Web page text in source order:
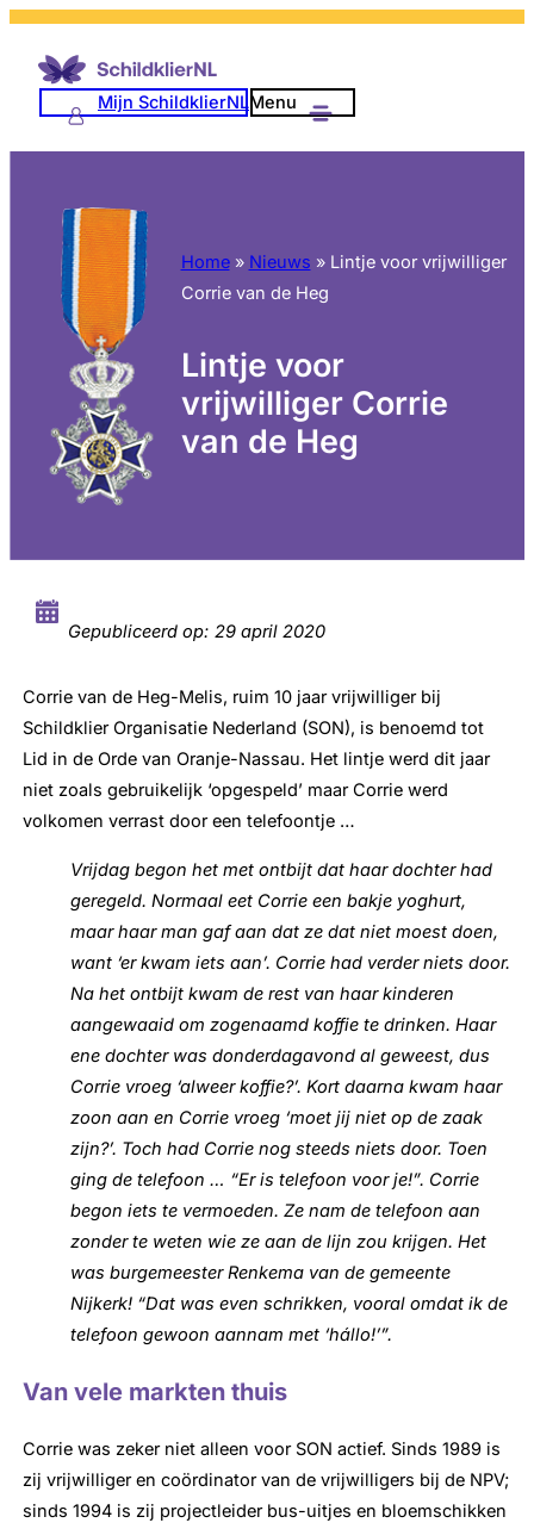
Mijn SchildklierNLMenu
Home» Nieuws » Lintje voor vrijwilliger
Corrie van de Heg
Lintje voor
vrijwilliger Corrie
van de Heg
Gepubliceerd op: 29 april 2020
Corrie van de Heg-Melis, ruim 10 jaar vrijwilliger bij
Schildklier Organisatie Nederland (SON), is benoemd tot
Lid in de Orde van Oranje-Nassau. Het lintje werd dit jaar
niet zoals gebruikelijk ‘opgespeld’ maar Corrie werd
volkomen verrast door een telefoontje …
Vrijdag begon het met ontbijt dat haar dochter had
geregeld. Normaal eet Corrie een bakje yoghurt,
maar haar man gaf aan dat ze dat niet moest doen,
want ‘er kwam iets aan’. Corrie had verder niets door.
Na het ontbijt kwam de rest van haar kinderen
aangewaaid om zogenaamd koffie te drinken. Haar
ene dochter was donderdagavond al geweest, dus
Corrie vroeg ‘alweer koffie?’. Kort daarna kwam haar
zoon aan en Corrie vroeg ‘moet jij niet op de zaak
zijn?’. Toch had Corrie nog steeds niets door. Toen
ging de telefoon … “Er is telefoon voor je!”. Corrie
begon iets te vermoeden. Ze nam de telefoon aan
zonder te weten wie ze aan de lijn zou krijgen. Het
was burgemeester Renkema van de gemeente
Nijkerk! “Dat was even schrikken, vooral omdat ik de
telefoon gewoon aannam met ‘hállo!’”.
Van vele markten thuis
Corrie was zeker niet alleen voor SON actief. Sinds 1989 is
zij vrijwilliger en coördinator van de vrijwilligers bij de NPV;
sinds 1994 is zij projectleider bus-uitjes en bloemschikken